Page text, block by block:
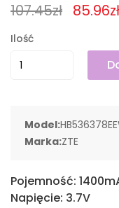
107.45zł 85.96zł
Ilość
Model:
Marka:ZTE
Pojemność:
Napięcie: 3.7V